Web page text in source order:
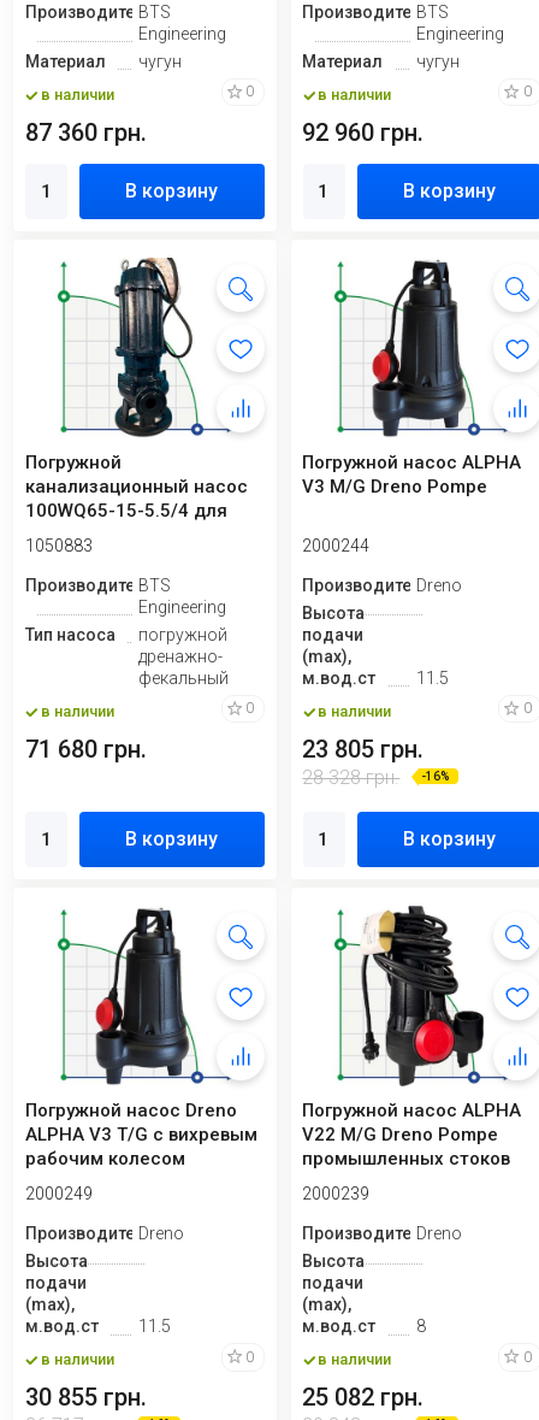
ПроизводительBTS
Engineering
Материал
чугун
в наличии 0
87 360 грн.
В корзину
ПроизводительBTS
Engineering
Материал
чугун
в наличии 0
92 960 грн.
В корзину
Погружной
канализационный насос
100WQ65-15-5.5/4 для
откачки грунтовых вод
1050883
ПроизводительBTS
Engineering
Тип насоса
погружной
дренажно-
фекальный
в наличии 0
71 680 грн.
В корзину
Погружной насос ALPHA
V3 M/G Dreno Pompe
2000244
ПроизводительDreno
Высота
подачи
(max),
м.вод.ст
11.5
в наличии 0
23 805 грн.
28 328 грн. -16%
В корзину
Погружной насос Dreno
ALPHA V3 T/G с вихревым
рабочим колесом
2000249
ПроизводительDreno
Высота
подачи
(max),
м.вод.ст
11.5
в наличии 0
30 855 грн.
Погружной насос ALPHA
V22 M/G Dreno Pompe
промышленных стоков
2000239
ПроизводительDreno
Высота
подачи
(max),
м.вод.ст
8
в наличии 0
25 082 грн.